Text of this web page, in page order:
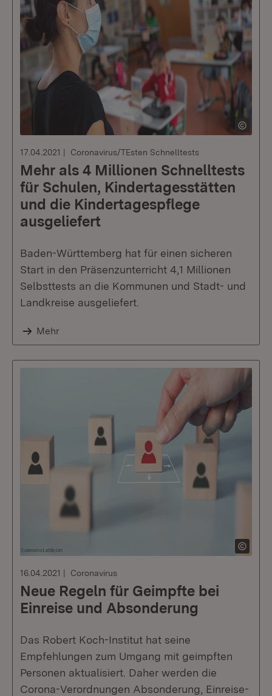
17.04.2021 Coronavirus/TEsten Schnelltests
Mehr als 4 Millionen Schnelltests
für Schulen, Kindertagesstätten
und die Kindertagespflege
ausgeliefert
Baden-Württemberg hat für einen sicheren
Start in den Präsenzunterricht 4,1 Millionen
Selbsttests an die Kommunen und Stadt- und
Landkreise ausgeliefert.
Mehr
16.04.2021 Coronavirus
Neue Regeln für Geimpfte bei
Einreise und Absonderung
Das Robert Koch-Institut hat seine
Empfehlungen zum Umgang mit geimpften
Personen aktualisiert. Daher werden die
Corona-Verordnungen Absonderung, Einreise-